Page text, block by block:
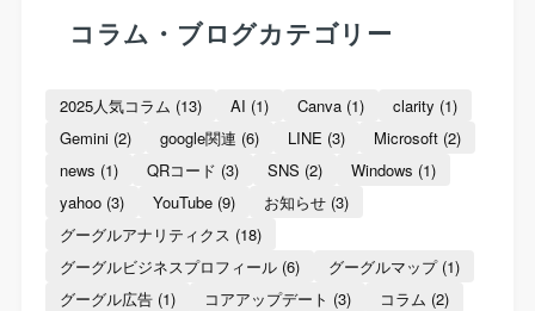
コラム・ブログカテゴリー
2025人気コラム (13) AI (1) Canva(1) clarity (1)
Gemini(2) google関連 (6) LINE (3) Microsoft(2)
news (1) QRコード (3) SNS (2) Windows (1)
yahoo(3) YouTube(9) お知らせ(3)
グーグルアナリティクス (18)
グーグルビジネスプロフィール(6) グーグルマップ(1)
グーグル広告(1) コアアップデート (3) コラム (2)